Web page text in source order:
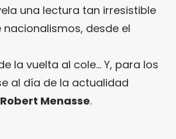
una lectura tan irresistible
desde el
la vuelta al cole… Y, para los
al día de la actualidad
Robert Menasse.